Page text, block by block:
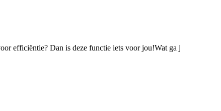
efficiëntie? Dan is deze functie iets voor jou!Wat ga j